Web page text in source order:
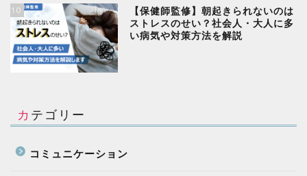
10
【保健師監修】朝起きられないのは
ストレスのせい？社会人・大人に多
い病気や対策方法を解説
カテゴリー
コミュニケーション